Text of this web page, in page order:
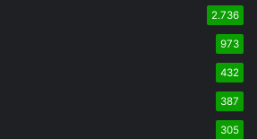
2.736
973
432
387
305